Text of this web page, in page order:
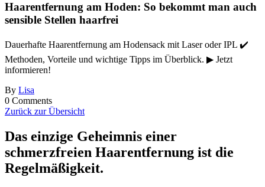
Haarentfernung am Hoden: So bekommt man auch
sensible Stellen haarfrei
Dauerhafte Haarentfernung am Hodensack mit Laser oder IPL ✔️
Methoden, Vorteile und wichtige Tipps im Überblick. ▶ Jetzt
informieren!
By Lisa
0 Comments
Zurück zur Übersicht
Das einzige Geheimnis einer
schmerzfreien Haarentfernung ist die
Regelmäßigkeit.